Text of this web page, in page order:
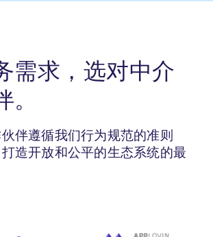
需求，选对中介
伴遵循我们行为规范的准则
打造开放和公平的生态系统的最